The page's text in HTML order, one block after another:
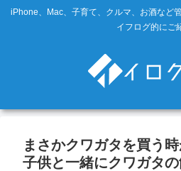
iPhone、Mac、子育て、クルマ、お酒など
イフログ的にご
まさかクワガタを買う
子供と一緒にクワガタ